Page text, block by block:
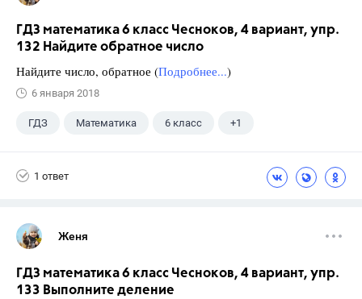
ГДЗ математика 6 класс Чесноков, 4 вариант, упр.
132 Найдите обратное число
Найдите число, обратное (Подробнее...)
6 января 2018
ГДЗ Математика 6 класс +1
1 ответ
Женя
ГДЗ математика 6 класс Чесноков, 4 вариант, упр.
133 Выполните деление